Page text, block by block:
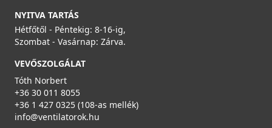
NYITVA TARTÁS
Hétfőtől - Péntekig: 8-16-ig,
Szombat - Vasárnap: Zárva.
VEVŐSZOLGÁLAT
Tóth Norbert
+36 30 011 8055
+36 1 427 0325 (108-as mellék)
info@ventilatorok.hu